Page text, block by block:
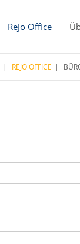
ReJo Office
REJO OFFICE